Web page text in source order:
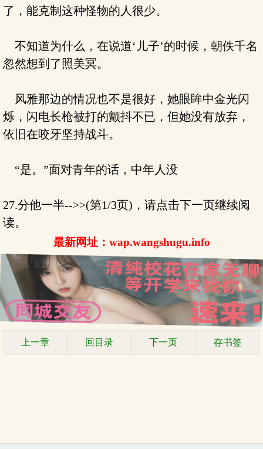
了，能克制这种怪物的人很少。
不知道为什么，在说道‘儿子’的时候，朝佚千名
忽然想到了照美冥。
风雅那边的情况也不是很好，她眼眸中金光闪
烁，闪电长枪被打的颤抖不已，但她没有放弃，
依旧在咬牙坚持战斗。
“是。”面对青年的话，中年人没
27.分他一半-->>(第1/3页)，请点击下一页继续阅
读。
最新网址：wap.wangshugu.info
上一章 回目录 下一页 存书签